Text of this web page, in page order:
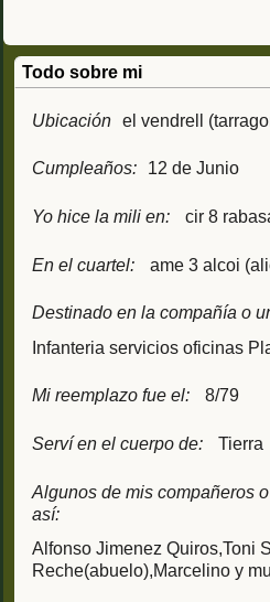
Todo sobre mi
Ubicación el vendrell
Cumpleaños: 12 de Junio
Yo hice la mili en: cir 8
En el cuartel: ame 3 alcoi
Destinado en la compañía o
Infanteria servicios oficinas
Mi reemplazo fue el: 8/79
Serví en el cuerpo de: Tierra
Algunos de mis compañeros
así:
Alfonso Jimenez Quiros,Toni
Reche(abuelo),Marcelino y